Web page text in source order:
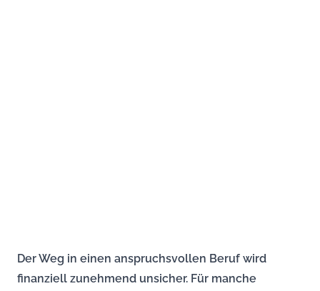
Der Weg in einen anspruchsvollen Beruf wird
finanziell zunehmend unsicher. Für manche